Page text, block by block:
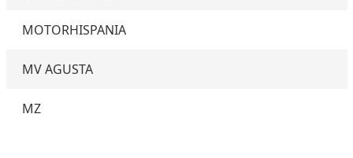
MOTORHISPANIA
MV AGUSTA
MZ